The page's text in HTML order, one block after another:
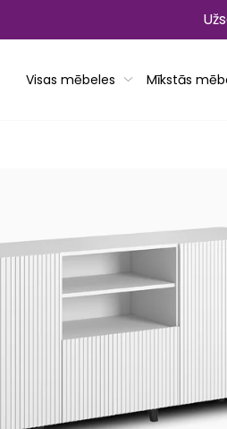
Visas mēbeles Mīkstās